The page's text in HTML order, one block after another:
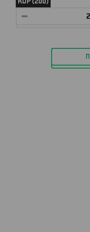
КОР (200)